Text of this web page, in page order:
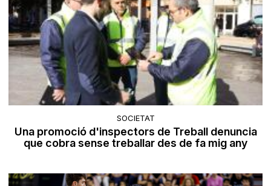
SOCIETAT
Una promoció d'inspectors de Treball denuncia
que cobra sense treballar des de fa mig any